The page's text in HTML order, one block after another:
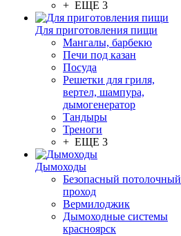
+ ЕЩЕ 3
Для приготовления пищи
Мангалы, барбекю
Печи под казан
Посуда
Решетки для гриля,
вертел, шампура,
дымогенератор
Тандыры
Треноги
+ ЕЩЕ 3
Дымоходы
Безопасный потолочный
проход
Вермилоджик
Дымоходные системы
красноярск